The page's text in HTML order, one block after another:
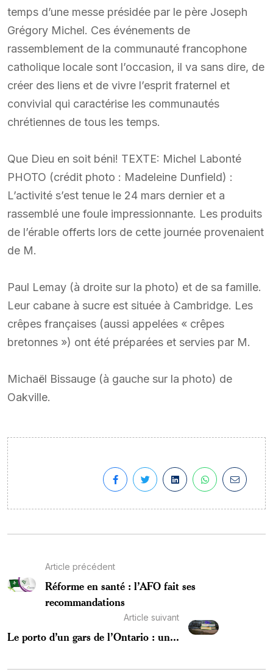
temps d’une messe présidée par le père Joseph
Grégory Michel. Ces événements de
rassemblement de la communauté francophone
catholique locale sont l’occasion, il va sans dire, de
créer des liens et de vivre l’esprit fraternel et
convivial qui caractérise les communautés
chrétiennes de tous les temps.
Que Dieu en soit béni! TEXTE: Michel Labonté
PHOTO (crédit photo : Madeleine Dunfield) :
L’activité s’est tenue le 24 mars dernier et a
rassemblé une foule impressionnante. Les produits
de l’érable offerts lors de cette journée provenaient
de M.
Paul Lemay (à droite sur la photo) et de sa famille.
Leur cabane à sucre est située à Cambridge. Les
crêpes françaises (aussi appelées « crêpes
bretonnes ») ont été préparées et servies par M.
Michaël Bissauge (à gauche sur la photo) de
Oakville.
Article précédent
Réforme en santé : l’AFO fait ses
recommandations
Article suivant
Le porto d’un gars de l’Ontario : un...